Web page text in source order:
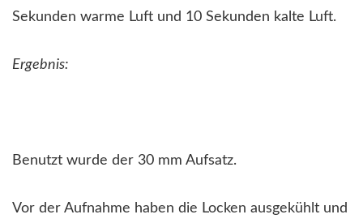
Sekunden warme Luft und 10 Sekunden kalte Luft.
Ergebnis:
Benutzt wurde der 30 mm Aufsatz.
Vor der Aufnahme haben die Locken ausgekühlt und